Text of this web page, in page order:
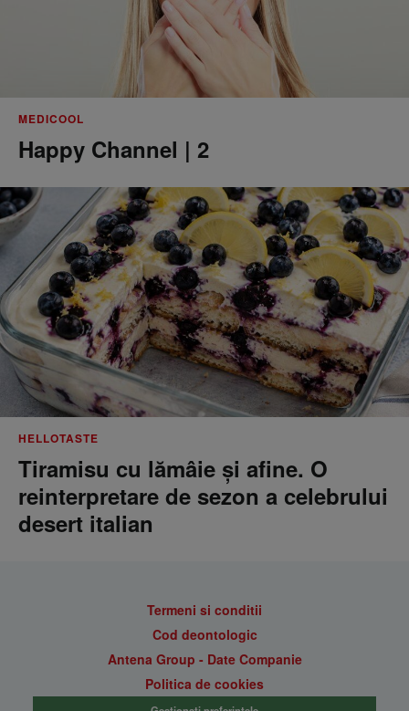
MEDICOOL
Happy Channel | 2
HELLOTASTE
Tiramisu cu lămâie și afine. O
reinterpretare de sezon a celebrului
desert italian
Termeni si conditii
Cod deontologic
Antena Group - Date Companie
Politica de cookies